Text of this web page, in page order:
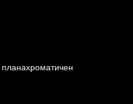
планахроматичен